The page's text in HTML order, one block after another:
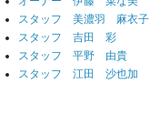
スタッフ 美濃羽 麻衣子
スタッフ 吉田 彩
スタッフ 平野 由貴
スタッフ 江田 沙也加